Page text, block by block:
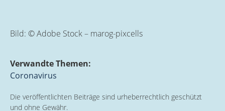
Bild: © Adobe Stock – marog-pixcells
Verwandte Themen:
Coronavirus
Die veröffentlichten Beiträge sind urheberrechtlich geschützt
und ohne Gewähr.